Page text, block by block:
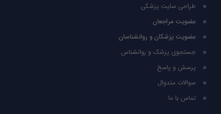
طراحی سایت پزشکی
عضویت مراجعان
عضویت پزشکان و روانشناسان
جستجوی پزشک و روانشناس
پرسش و پاسخ
سوالات متدوال
تماس با ما